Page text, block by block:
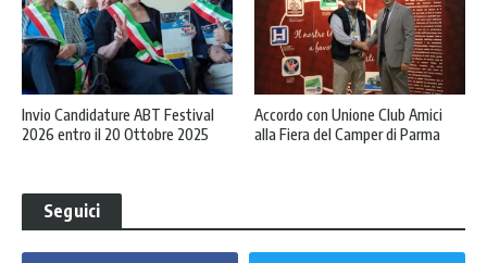
Invio Candidature ABT Festival
2026 entro il 20 Ottobre 2025
Accordo con Unione Club Amici
alla Fiera del Camper di Parma
Seguici